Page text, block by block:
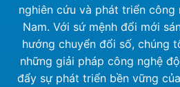
nghiên cứu và phát triển
Nam. Với sứ mệnh đổi mới
hướng chuyển đổi số, chúng
những giải pháp công nghệ
đẩy sự phát triển bền vững